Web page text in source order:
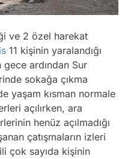
ve 2 özel harekat
11 kişinin yaralandığı
ardından Sur
sokağa çıkma
yaşam kısman normale
açılırken, ara
henüz açılmadığı
çatışmaların izleri
çok sayıda kişinin